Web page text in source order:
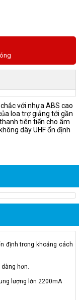
với nhựa ABS cao
loa trợ giảng tới gần
tiên tiến cho âm
dây UHF ổn định
định trong khoảng cách
hơn.
lượng lớn 2200mA